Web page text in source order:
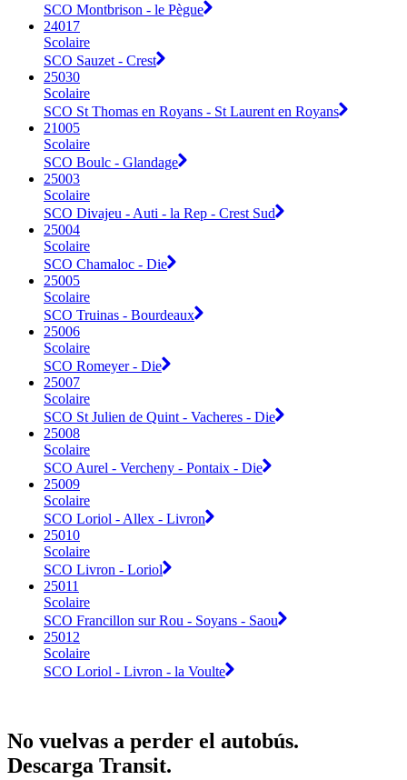
SCO Montbrison - le Pègue
24017
Scolaire
SCO Sauzet - Crest
25030
Scolaire
SCO St Thomas en Royans - St Laurent en Royans
21005
Scolaire
SCO Boulc - Glandage
25003
Scolaire
SCO Divajeu - Auti - la Rep - Crest Sud
25004
Scolaire
SCO Chamaloc - Die
25005
Scolaire
SCO Truinas - Bourdeaux
25006
Scolaire
SCO Romeyer - Die
25007
Scolaire
SCO St Julien de Quint - Vacheres - Die
25008
Scolaire
SCO Aurel - Vercheny - Pontaix - Die
25009
Scolaire
SCO Loriol - Allex - Livron
25010
Scolaire
SCO Livron - Loriol
25011
Scolaire
SCO Francillon sur Rou - Soyans - Saou
25012
Scolaire
SCO Loriol - Livron - la Voulte
No vuelvas a perder el autobús.
Descarga Transit.